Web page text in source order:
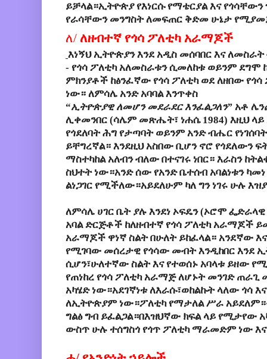
ይቻላል።ኢትዮጵያ የእነርሱ የማቴርያል እና የጎሳቸውን
የራሳቸውን መንግስት ለመፍጠር ቅድመ ሁኔታ
ለ/ ለዘብተኛ የጎሳ ፖለቲካ አራማጆች
እነኝህ ኢትዮጵያን እንደ አዲስ መሰባበር እና ለመስራት
- የጎሳ ፖለቲካ አለመስራቱን ሲመለከቱ ወይንም ደግሞ
ምክንያቶች ከፅንፈኛው የጎሳ ፖለቲካ ወደ ለዘበው የጎሳ
ነው። ለምሳሌ አንድ አባባል እንጥቀስ
“ኢትዮጵያዊ ለመሆን መደራደር እንፈልጋለን” አቶ
ሊቀመንበር (ሳሌም መጽሔት፣ ነሐሴ1984) እዚህ ላይ
የጎደለባት ሕግ የታጣባት ወይንም አንድ ብሔር የነገሰባት
ይቸግረኛል። እንደዚህ አስበው ቢሆን ኖሮ የጎደለውን
ማስተካከል አለብን ብለው በተናገሩ ነበር። እራስን
ስህተት ነው።አንድ ሰው የአንድ ቤተሰብ አባልነቱን ካመነ
ልነጋገር የሚችለው።አይደለሁም ካለ ግን ነገሩ ሁሉ እዝያ
ለምሳሌ ሀገር ቤት ያሉ እንደነ ኦፍዴን(ኦሮሞ ፌድራላዊ
አባል ድርጅቶች ከለዘብተኛ የጎሳ ፖለቲካ አራማጆች
አራማጆች ዋነኛ ስልት በሁለት ይከፈላል። አንደኛው
የሚገባው መሰረታዊ የጎሳው መብት እንዲከበር እንደ
ሲሆን፣ሁለተኛው ስልት እና የተወሰኑ አባላቱ ይዘው
የጠነከረ የጎሳ ፖለቲካ አራማጅ ለሆኑት መንገድ ጠራጊ
አካሄድ ነው።አደገኛነቱ ለእራሱ፣ወከልኩት ላለው ጎሳ
ለኢትዮጵያም ነው።ፖለቲካ የማታለል ሥራ
ግልፅ ግብ ይፈልጋል።በእዝህኛው ክፍል ላይ የሚታየው
ውስጥ ሁሉ ተሰግስጎ የጎጥ ፖለቲካ ማራመድም ነው